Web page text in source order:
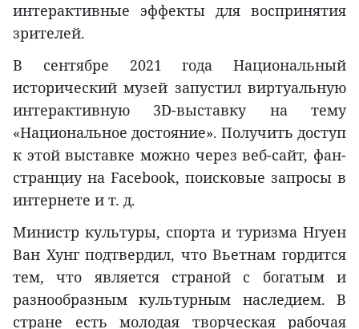
интерактивные эффекты для воспринятия
зрителей.
В сентябре 2021 года Национальный
исторический музей запустил виртуальную
интерактивную 3D-выставку на тему
«Национальное достояние». Получить доступ
к этой выставке можно через веб-сайт, фан-
странциу на Facebook, поисковые запросы в
интернете и т. д.
Министр культуры, спорта и туризма Нгуен
Ван Хунг подтвердил, что Вьетнам гордится
тем, что является страной с богатым и
разнообразным культурным наследием. В
стране есть молодая творческая рабочая